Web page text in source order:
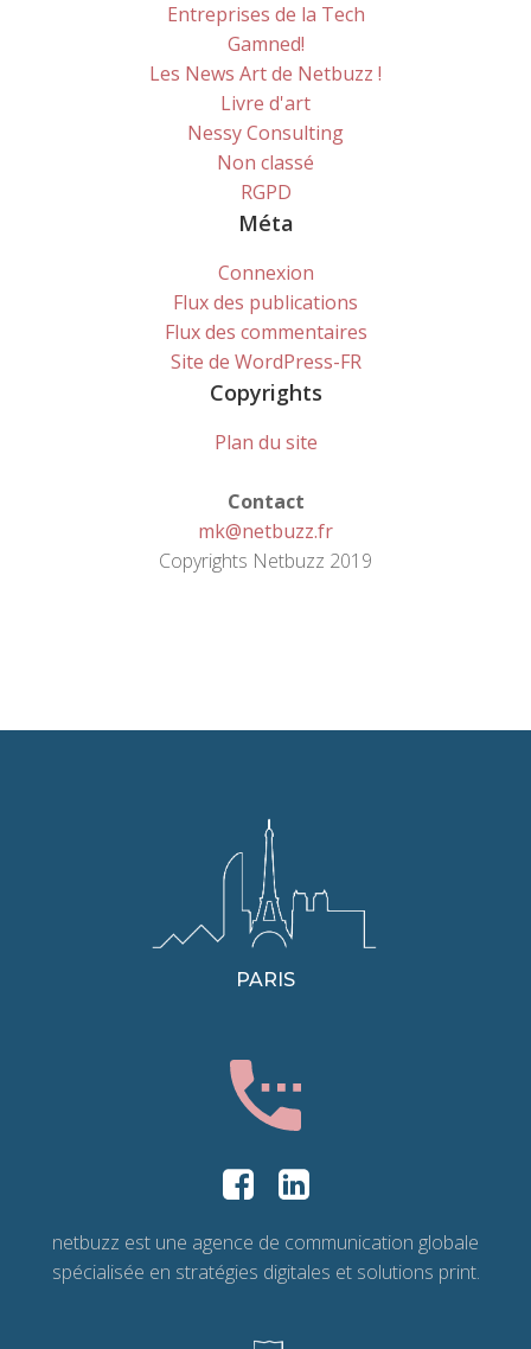
Entreprises de la Tech
Gamned!
Les News Art de Netbuzz !
Livre d'art
Nessy Consulting
Non classé
RGPD
Méta
Connexion
Flux des publications
Flux des commentaires
Site de WordPress-FR
Copyrights
Plan du site
Contact
mk@netbuzz.fr
Copyrights Netbuzz 2019
PARIS
netbuzz est une agence de communication globale
spécialisée en stratégies digitales et solutions print.